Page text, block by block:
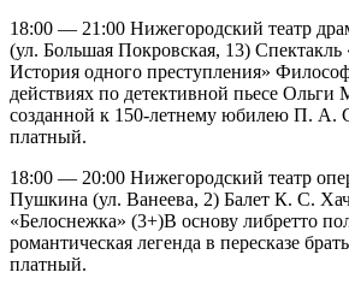
18:00 — 21:00 Нижегородский театр
(ул. Большая Покровская, 13) Спектакль
История одного преступления»
действиях по детективной пьесе Ольги
созданной к 150-летнему юбилею П. А.
платный.
18:00 — 20:00 Нижегородский театр
Пушкина (ул. Ванеева, 2) Балет К. С.
«Белоснежка» (3+)В основу либретто
романтическая легенда в пересказе
платный.